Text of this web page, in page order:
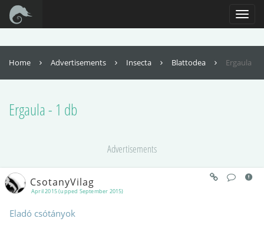
For full functionality of this site it is necessary to enable JavaScript. Here are
theinstructions how to enable JavaScript in your web browser
Toggle
Home Advertisements Insecta Blattodea Ergaula
Ergaula - 1 db
Advertisements
April 2015 (upped September 2015)
CsotanyVilag
Eladó csótányok